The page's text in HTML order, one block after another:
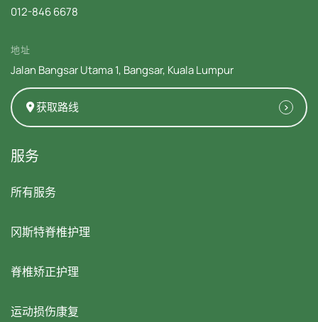
012-846 6678
地址
Jalan Bangsar Utama 1, Bangsar, Kuala Lumpur
获取路线
服务
所有服务
冈斯特脊椎护理
脊椎矫正护理
运动损伤康复